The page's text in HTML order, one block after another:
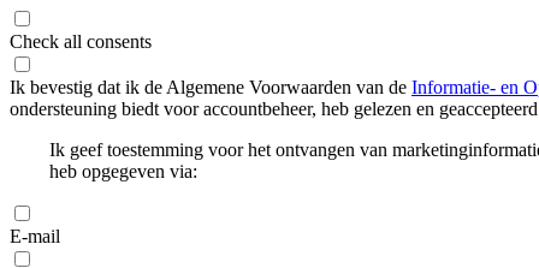
Check all consents
Ik bevestig dat ik de Algemene Voorwaarden van de Informatie- en
ondersteuning biedt voor accountbeheer, heb gelezen en
Ik geef toestemming voor het ontvangen van
heb opgegeven via:
E-mail